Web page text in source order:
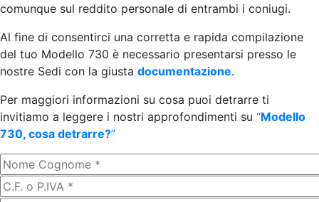
comunque sul reddito personale di entrambi i coniugi.
Al fine di consentirci una corretta e rapida compilazione
del tuo Modello 730 è necessario presentarsi presso le
nostre Sedi con la giusta documentazione.
Per maggiori informazioni su cosa puoi detrarre ti
invitiamo a leggere i nostri approfondimenti su “Modello
730, cosa detrarre?”